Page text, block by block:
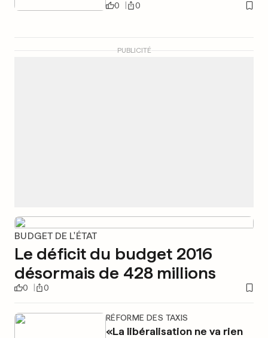
0 0
PUBLICITÉ
BUDGET DE L'ÉTAT
Le déficit du budget 2016
désormais de 428 millions
0 0
RÉFORME DES TAXIS
«La libéralisation ne va rien